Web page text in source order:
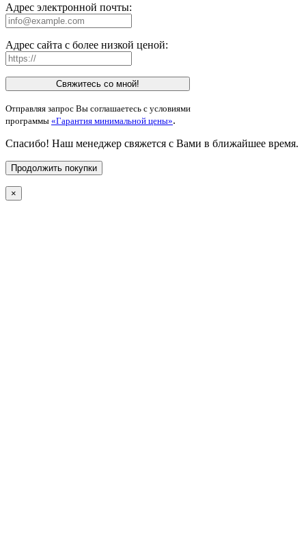
Адрес электронной почты:
Адрес сайта с более низкой ценой:
Свяжитесь со мной!
Отправляя запрос Вы соглашаетесь с условиями
программы «Гарантия минимальной цены».
Спасибо! Наш менеджер свяжется с Вами в ближайшее время.
Продолжить покупки
×